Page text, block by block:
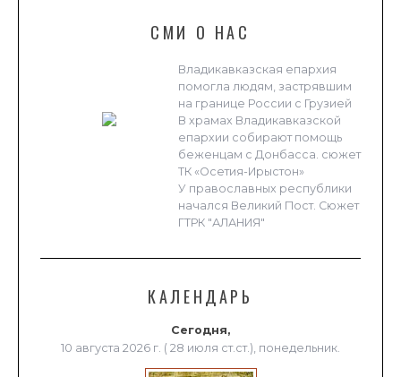
СМИ О НАС
Владикавказская епархия
помогла людям, застрявшим
на границе России с Грузией
В храмах Владикавказской
епархии собирают помощь
беженцам с Донбасса. сюжет
ТК «Осетия-Ирыстон»
У православных республики
начался Великий Пост. Сюжет
ГТРК "АЛАНИЯ"
КАЛЕНДАРЬ
Сегодня,
10 августа 2026 г. ( 28 июля ст.ст.), понедельник.